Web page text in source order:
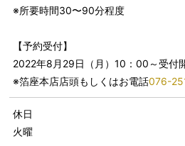
※所要時間30〜90分程度
【予約受付】
2022年8月29日（月）10：00～受付
※箔座本店店頭もしくはお電話076-
休日
火曜